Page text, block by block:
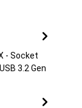
- Socket
3.2 Gen